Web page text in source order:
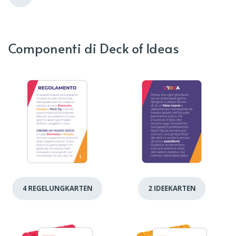
Componenti di Deck of Ideas
4 REGELUNGKARTEN 2 IDEEKARTEN